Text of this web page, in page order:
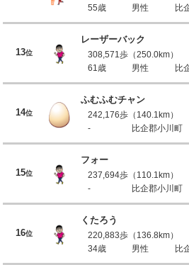
55歳
男性 比
13位
レーザーバック
308,571歩（250.0km）
61歳
男性 比
14位
ふむふむチャン
242,176歩（140.1km）
-
比企郡小川町
15位
フォー
237,694歩（110.1km）
-
比企郡小川町
16位
くたろう
220,883歩（136.8km）
34歳
男性 比